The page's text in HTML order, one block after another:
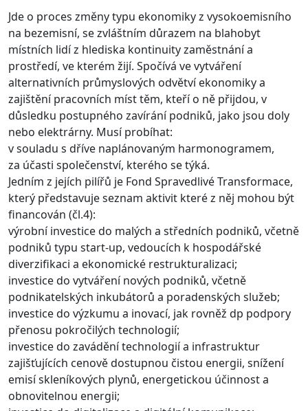
Jde o proces změny typu ekonomiky z vysokoemisního
na bezemisní, se zvláštním důrazem na blahobyt
místních lidí z hlediska kontinuity zaměstnání a
prostředí, ve kterém žijí. Spočívá ve vytváření
alternativních průmyslových odvětví ekonomiky a
zajištění pracovních míst těm, kteří o ně přijdou, v
důsledku postupného zavírání podniků, jako jsou doly
nebo elektrárny. Musí probíhat:
v souladu s dříve naplánovaným harmonogramem,
za účasti společenství, kterého se týká.
Jedním z jejích pilířů je Fond Spravedlivé Transformace,
který představuje seznam aktivit které z něj mohou být
financován (čl.4):
výrobní investice do malých a středních podniků, včetně
podniků typu start-up, vedoucích k hospodářské
diverzifikaci a ekonomické restrukturalizaci;
investice do vytváření nových podniků, včetně
podnikatelských inkubátorů a poradenských služeb;
investice do výzkumu a inovací, jak rovněž dp podpory
přenosu pokročilých technologií;
investice do zavádění technologií a infrastruktur
zajišťujících cenově dostupnou čistou energii, snížení
emisí skleníkových plynů, energetickou účinnost a
obnovitelnou energii;